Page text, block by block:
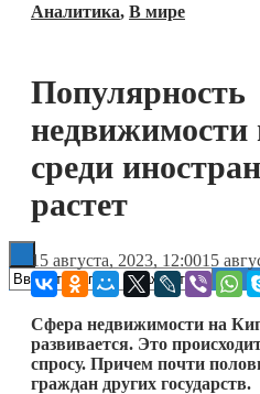
Блокчейн
Технологии
Книги
Аналитика, В мире
Популярность
недвижимости
среди
растет
15 августа, 2023, 12:0015
Сфера недвижимости на
развивается. Это
спросу. Причем почти
граждан других государств.